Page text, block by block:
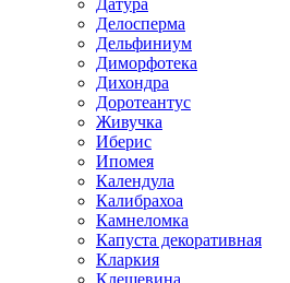
Датура
Делосперма
Дельфиниум
Диморфотека
Дихондра
Доротеантус
Живучка
Иберис
Ипомея
Календула
Калибрахоа
Камнеломка
Капуста декоративная
Кларкия